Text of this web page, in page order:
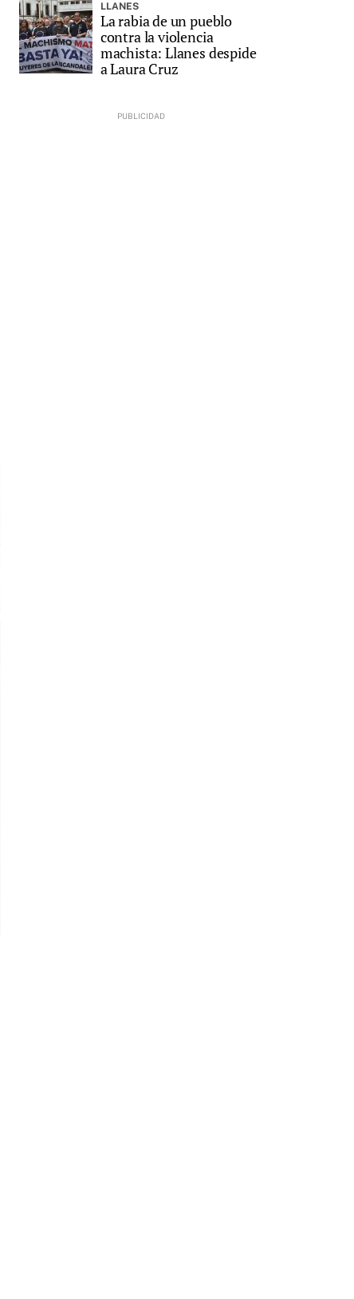
LLANES
La rabia de un pueblo
contra la violencia
machista: Llanes despide
a Laura Cruz